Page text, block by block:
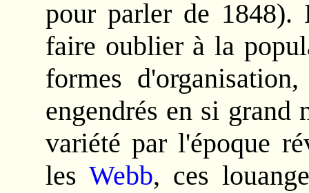
pour parler de
faire oublier à la
formes
engendrés en si grand
variété par l'époque
les Webb, ces